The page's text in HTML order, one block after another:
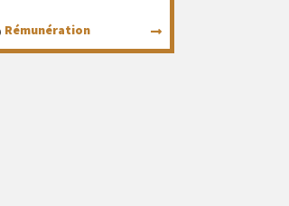
Rémunération